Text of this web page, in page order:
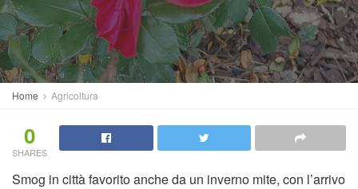
Home Agricoltura
0
SHARES
Smog in città favorito anche da un inverno mite, con l’arrivo